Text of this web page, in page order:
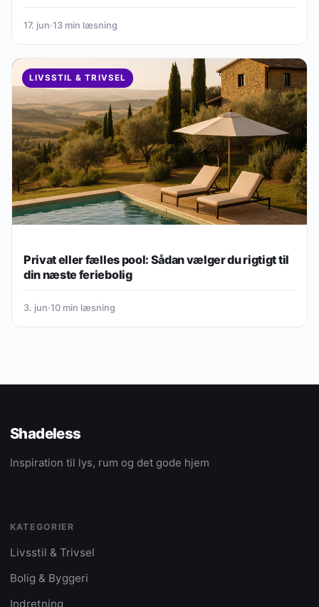
17. jun·13 min læsning
LIVSSTIL & TRIVSEL
Privat eller fælles pool: Sådan vælger du rigtigt til
din næste feriebolig
3. jun·10 min læsning
Shadeless
Inspiration til lys, rum og det gode hjem
KATEGORIER
Livsstil & Trivsel
Bolig & Byggeri
Indretning